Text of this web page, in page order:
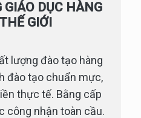
DỤC HÀNG
GIỚI
lượng đào tạo hàng
đào tạo chuẩn mực,
thực tế. Bằng cấp
công nhận toàn cầu.